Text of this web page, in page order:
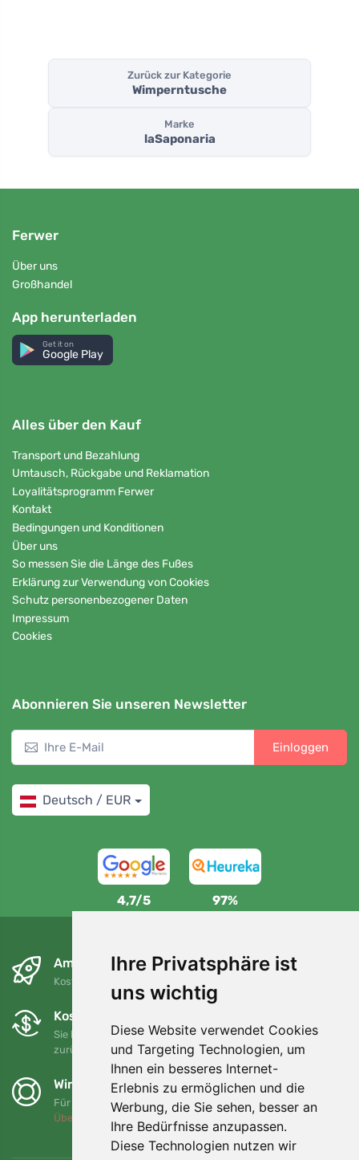
Ihre Privatsphäre ist
uns wichtig
Diese Website verwendet Cookies
und Targeting Technologien, um
Ihnen ein besseres Internet-
Erlebnis zu ermöglichen und die
Werbung, die Sie sehen, besser an
Ihre Bedürfnisse anzupassen.
Diese Technologien nutzen wir
Zurück zur Kategorie
Wimperntusche
Marke
laSaponaria
Ferwer
Über uns
Großhandel
App herunterladen
Get it on
Google Play
Alles über den Kauf
Transport und Bezahlung
Umtausch, Rückgabe und Reklamation
Loyalitätsprogramm Ferwer
Kontakt
Bedingungen und Konditionen
Über uns
So messen Sie die Länge des Fußes
Erklärung zur Verwendung von Cookies
Schutz personenbezogener Daten
Impressum
Cookies
Abonnieren Sie unseren Newsletter
Einloggen
Deutsch / EUR
4,7/5 97%
Am nächsten Tag und kostenlos
Kostenloser Versand für Bestellungen über 80 EUR
Kostenloser Umtausch und Rückgabe
Sie können Ihre Bestellung jederzeit innerhalb von 90 Tagen
zurückgeben oder umtauschen.
Wir unterstützen Trees.org
Für jede Bestellung pflanzen wir einen Baum! Mehr lesen
Über uns